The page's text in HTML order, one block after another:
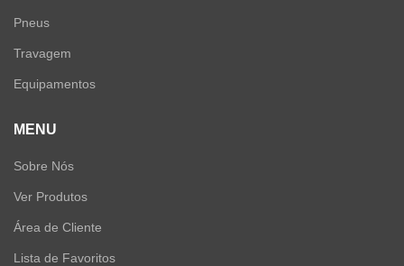
Pneus
Travagem
Equipamentos
MENU
Sobre Nós
Ver Produtos
Área de Cliente
Lista de Favoritos